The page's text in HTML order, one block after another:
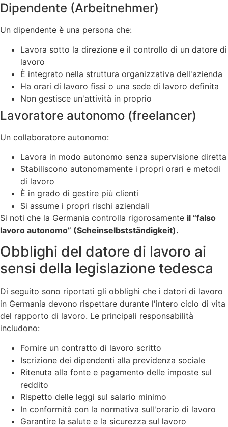
Dipendente (Arbeitnehmer)
Un dipendente è una persona che:
Lavora sotto la direzione e il controllo di un datore di
lavoro
È integrato nella struttura organizzativa dell'azienda
Ha orari di lavoro fissi o una sede di lavoro definita
Non gestisce un'attività in proprio
Lavoratore autonomo (freelancer)
Un collaboratore autonomo:
Lavora in modo autonomo senza supervisione diretta
Stabiliscono autonomamente i propri orari e metodi
di lavoro
È in grado di gestire più clienti
Si assume i propri rischi aziendali
Si noti che la Germania controlla rigorosamente il “falso
lavoro autonomo” (Scheinselbstständigkeit).
Obblighi del datore di lavoro ai
sensi della legislazione tedesca
Di seguito sono riportati gli obblighi che i datori di lavoro
in Germania devono rispettare durante l'intero ciclo di vita
del rapporto di lavoro. Le principali responsabilità
includono:
Fornire un contratto di lavoro scritto
Iscrizione dei dipendenti alla previdenza sociale
Ritenuta alla fonte e pagamento delle imposte sul
reddito
Rispetto delle leggi sul salario minimo
In conformità con la normativa sull'orario di lavoro
Garantire la salute e la sicurezza sul lavoro